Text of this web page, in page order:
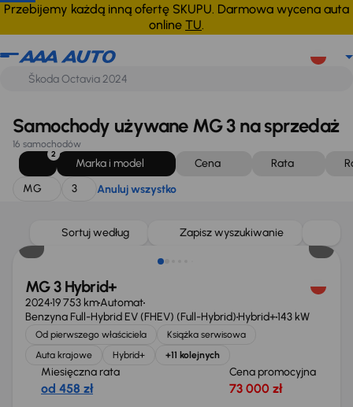
Przebijemy każdą inną ofertę SKUPU. Darmowa wycena auta
online TU.
MG 3 Anuluj wszystko
Samochody używane MG 3 na sprzedaż
16 samochodów
2
Marka i model Cena Rata
MG
3 Anuluj wszystko
Sortuj według Zapisz wyszukiwanie
Taniej o 1 000 zł
MG 3 Hybrid+
202419 753 kmAutomat
Benzyna Full-Hybrid EV (FHEV) (Full-Hybrid) Hybrid+143 kW
Od pierwszego właściciela
Książka serwisowa
Auta krajowe
Hybrid+ +11 kolejnych
Miesięczna rata
od 458 zł
Cena promocyjna
73 000 zł